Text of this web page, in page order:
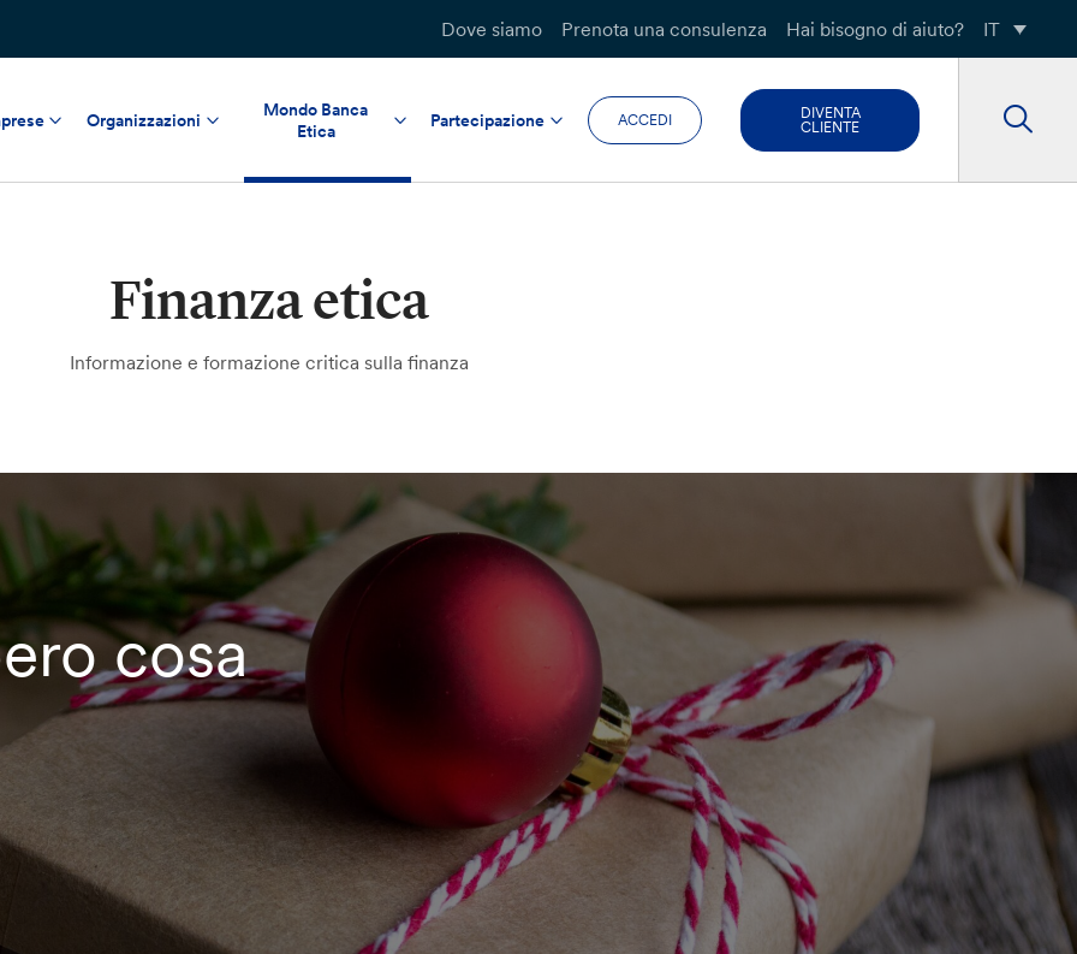
Dove siamo Prenota una consulenza Hai bisogno di aiuto? IT
Organizzazioni
Mondo Banca
Etica
Partecipazione ACCEDI
DIVENTA
CLIENTE
Finanza etica
Informazione e formazione critica sulla finanza
cosa